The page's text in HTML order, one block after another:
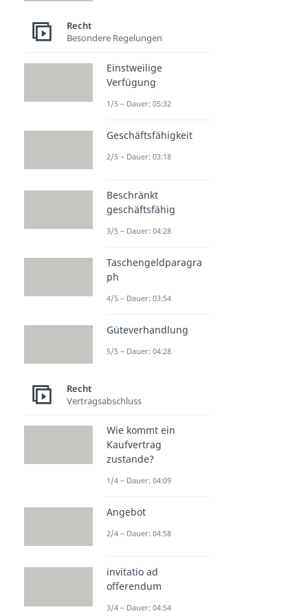
Recht
Besondere Regelungen
Einstweilige
Verfügung
1/5 – Dauer: 05:32
Geschäftsfähigkeit
2/5 – Dauer: 03:18
Beschränkt
geschäftsfähig
3/5 – Dauer: 04:28
Taschengeldparagra
ph
4/5 – Dauer: 03:54
Güteverhandlung
5/5 – Dauer: 04:28
Recht
Vertragsabschluss
Wie kommt ein
Kaufvertrag
zustande?
1/4 – Dauer: 04:09
Angebot
2/4 – Dauer: 04:58
invitatio ad
offerendum
3/4 – Dauer: 04:54